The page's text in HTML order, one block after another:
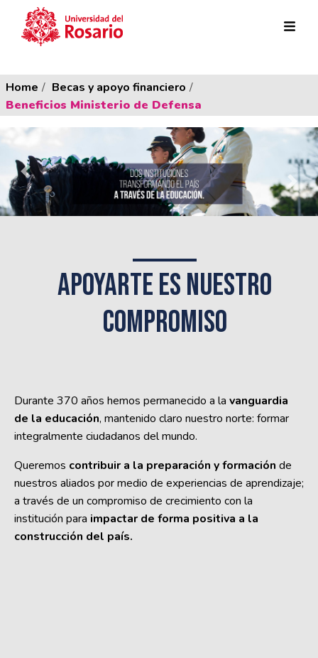
Sobrescribir enlaces de ayuda
Home
Becas y apoyo financiero
Beneficios Ministerio de Defensa
APOYARTE ES NUESTRO
COMPROMISO
Durante 370 años hemos permanecido a la vanguardia
de la educación, mantenido claro nuestro norte: formar
integralmente ciudadanos del mundo.
Queremos contribuir a la preparación y formación de
nuestros aliados por medio de experiencias de aprendizaje;
a través de un compromiso de crecimiento con la
institución para impactar de forma positiva a la
construcción del país.​